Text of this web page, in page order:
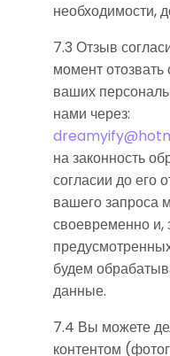
необходимости,
7.3 Отзыв
момент отозвать
ваших
нами через:
на законность
согласии до его
вашего запроса
своевременно и,
будем
данные.
7.4 Вы можете
контентом